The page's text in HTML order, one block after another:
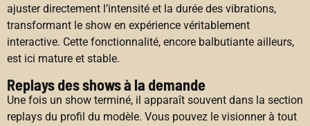
ajuster directement l’intensité et la durée des vibrations,
transformant le show en expérience véritablement
interactive. Cette fonctionnalité, encore balbutiante ailleurs,
est ici mature et stable.
Replays des shows à la demande
Une fois un show terminé, il apparaît souvent dans la section
replays du profil du modèle. Vous pouvez le visionner à tout